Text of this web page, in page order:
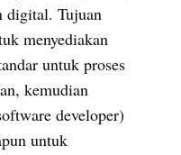
digital. Tujuan
menyediakan
untuk proses
kemudian
developer)
untuk